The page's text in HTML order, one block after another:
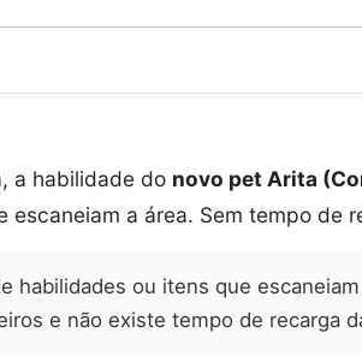
a habilidade do novo pet Arita
a área. Sem tempo de
habilidades ou itens que
e não existe tempo de recarga